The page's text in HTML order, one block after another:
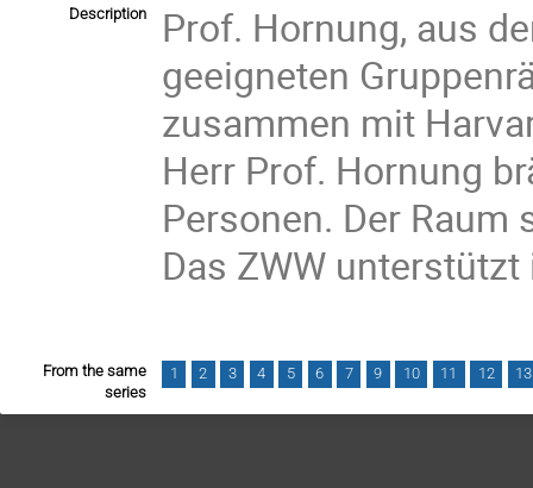
Description
Prof. Hornung, aus
geeigneten
zusammen mit
Herr Prof. Hornung
Personen. Der
Das ZWW
From the same
series
1 2 3 4 5 6 7 9 10 11 12 13